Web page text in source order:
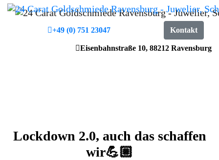
+49 (0) 751 23047 Kontakt
Eisenbahnstraße 10, 88212 Ravensburg
Lockdown 2.0, auch das schaffen
wir💪🏼